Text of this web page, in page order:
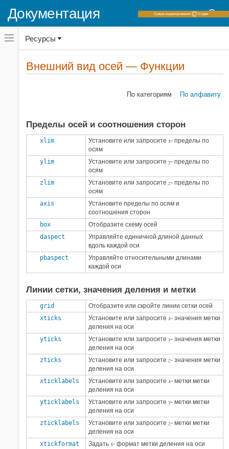
Документация
Переключатель
навигационного
меню
переключатель
Функции
Категории
18
Метки и аннотации
27
Ресурсы
Внешний вид осей — Функции
По категориям По алфавиту
Пределы осей и соотношения сторон
xlim Установите или запроситеx- пределы по
осям
ylim
Установите или запросите y- пределы по
осям
zlim
Установите или запросите z- пределы по
осям
axis
Установите пределы по осям и
соотношения сторон
box
Отобразите схему осей
daspect
Управляйте единичной длиной данных
вдоль каждой оси
pbaspect
Управляйте относительными длинами
каждой оси
Линии сетки, значения деления и метки
grid
Отобразите или скройте линии сетки осей
xticks
Установите или запроситеx- значения метки
деления на оси
yticks
Установите или запросите y- значения метки
деления на оси
zticks
Установите или запросите z- значения метки
деления на оси
xticklabels
Установите или запроситеx- метки метки
деления на оси
yticklabels
Установите или запросите y- метки метки
деления на оси
zticklabels
Установите или запросите z- метки метки
деления на оси
xtickformat
Задатьx- формат метки деления на оси